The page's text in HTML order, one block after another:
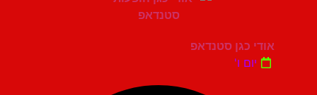
אודי כגן סטנדאפ
יום ו'